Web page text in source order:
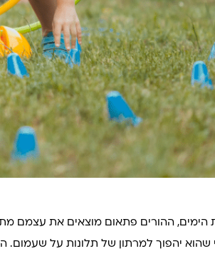
הימים, ההורים פתאום מוצאים את עצמם
שהוא יהפוך למרתון של תלונות על